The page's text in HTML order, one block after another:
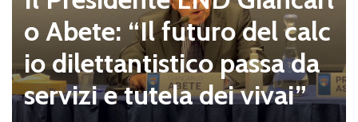
o Abete: “Il futuro del calc
io dilettantistico passa da
servizi e tutela dei vivai”